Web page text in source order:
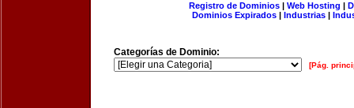
Registro de Dominios| Web Hosting |
Dominios Expirados | Industrias |
Categorías de Dominio:
[Pág.